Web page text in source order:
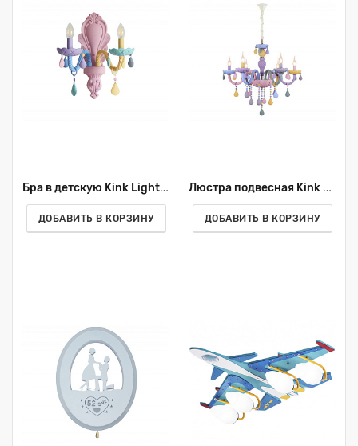
Бра в детскую Kink Light Астрид 074175-2
ДОБАВИТЬ В КОРЗИНУ
Люстра подвесная Kink Light Астрид 074175-6
ДОБАВИТЬ В КОРЗИНУ